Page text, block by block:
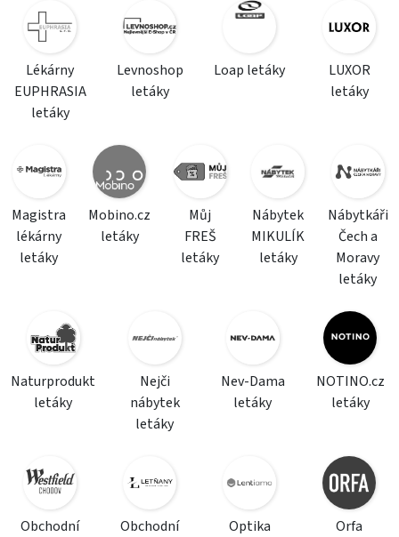
Lékárny
EUPHRASIA
letáky
Levnoshop
letáky
Loap letáky
LUXOR
letáky
Magistra
lékárny
letáky
Mobino.cz
letáky
Můj
FREŠ
letáky
Nábytek
MIKULÍK
letáky
Nábytkáři
Čech a
Moravy
letáky
Naturprodukt
letáky
Nejči
nábytek
letáky
Nev-Dama
letáky
NOTINO.cz
letáky
Obchodní
Obchodní
Optika
Orfa